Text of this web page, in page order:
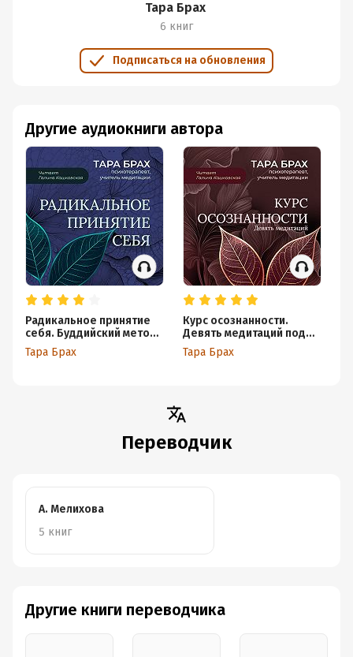
Тара Брах
6 книг
Подписаться на обновления
Другие аудиокниги автора
Радикальное принятие
себя. Буддийский метод
освобождения от стыда
Тара Брах
Курс осознанности.
Девять медитаций под
руководством Тары Брах
Тара Брах
Переводчик
А. Мелихова
5 книг
Другие книги переводчика